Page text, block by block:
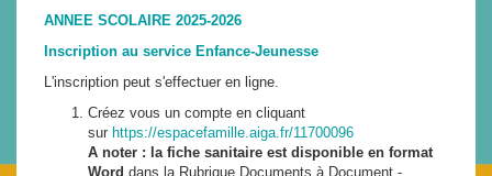
ANNEE SCOLAIRE 2025-2026
Inscription au service Enfance-Jeunesse
L'inscription peut s'effectuer en ligne.
Créez vous un compte en cliquant
sur https://espacefamille.aiga.fr/11700096
A noter : la fiche sanitaire est disponible en format
Word dans la Rubrique Documents à Document -